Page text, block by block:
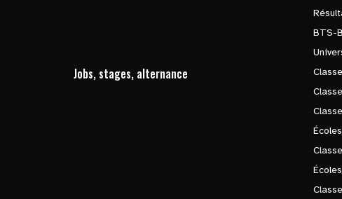
Jobs, stages, alternance
BTS-